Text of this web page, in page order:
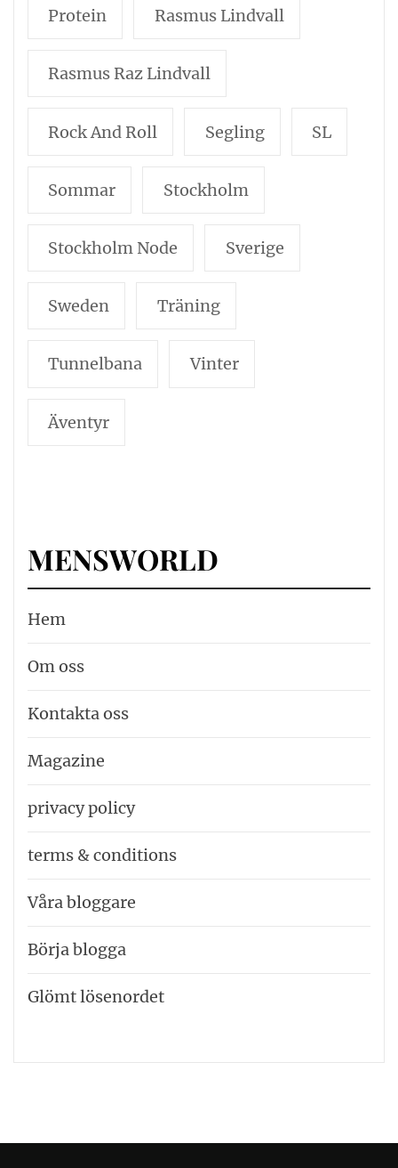
Protein Rasmus Lindvall
Rasmus Raz Lindvall
Rock And Roll Segling SL
Sommar Stockholm
Stockholm Node Sverige
Sweden Träning
Tunnelbana Vinter
Äventyr
MENSWORLD
Hem
Om oss
Kontakta oss
Magazine
privacy policy
terms & conditions
Våra bloggare
Börja blogga
Glömt lösenordet